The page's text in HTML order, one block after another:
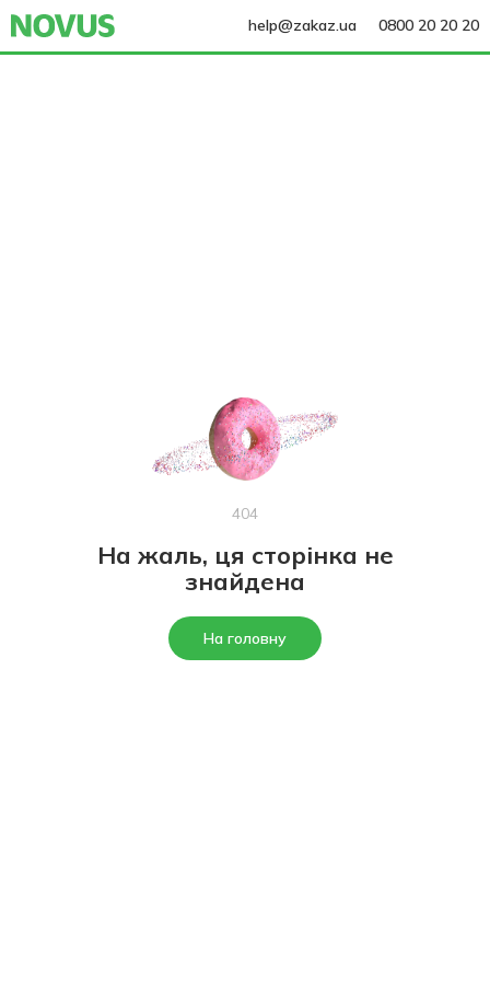
help@zakaz.ua 0800 20 20 20
404
На жаль, ця сторінка не
знайдена
На головну